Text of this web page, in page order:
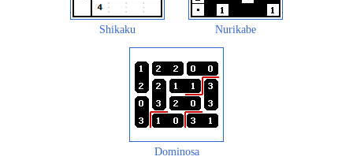
Shikaku Nurikabe
Dominosa